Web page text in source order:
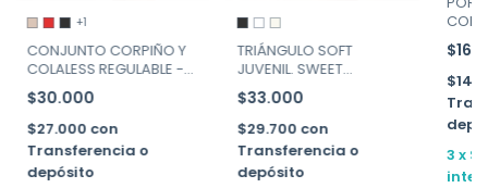
+1
CONJUNTO CORPIÑO Y
COLALESS REGULABLE -
ALIS - ART. 583
$30.000
$27.000 con
Transferencia o
depósito
TRIÁNGULO SOFT
JUVENIL. SWEET
VICTORIAN ART. 108-09
$33.000
$29.700 con
Transferencia o
depósito
CON
3 x